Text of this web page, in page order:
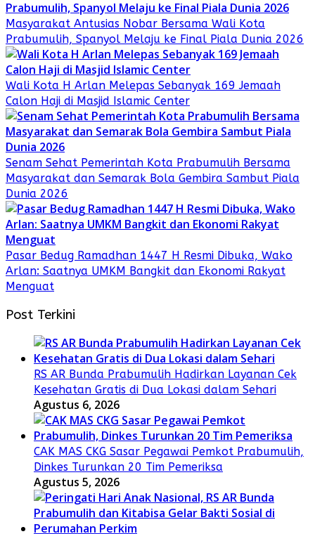
Masyarakat Antusias Nobar Bersama Wali Kota
Prabumulih, Spanyol Melaju ke Final Piala Dunia 2026
Wali Kota H Arlan Melepas Sebanyak 169 Jemaah
Calon Haji di Masjid Islamic Center
Senam Sehat Pemerintah Kota Prabumulih Bersama
Masyarakat dan Semarak Bola Gembira Sambut Piala
Dunia 2026
Pasar Bedug Ramadhan 1447 H Resmi Dibuka, Wako
Arlan: Saatnya UMKM Bangkit dan Ekonomi Rakyat
Menguat
Post Terkini
RS AR Bunda Prabumulih Hadirkan Layanan Cek
Kesehatan Gratis di Dua Lokasi dalam Sehari
Agustus 6, 2026
CAK MAS CKG Sasar Pegawai Pemkot Prabumulih,
Dinkes Turunkan 20 Tim Pemeriksa
Agustus 5, 2026